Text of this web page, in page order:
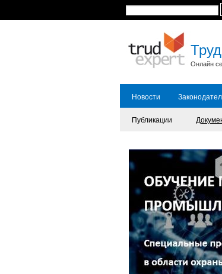
Онлайн
Новости
Публикации